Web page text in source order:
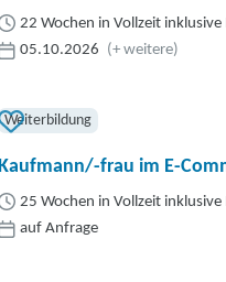
22 Wochen in Vollzeit
05.10.2026 (+ weitere)
Weiterbildung
Kaufmann/-frau im E-
25 Wochen in Vollzeit
auf Anfrage